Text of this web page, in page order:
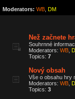
Moderators: WB DM
Než začnete
Souhrnné
Moderators: WB
Topics: 7
Nový obsah
Vše o obsahu hry
Moderators: WB
Topics: 3